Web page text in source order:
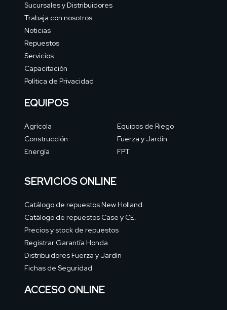
Sucursales y Distribuidores
Trabaja con nosotros
Noticias
Repuestos
Servicios
Capacitación
Política de Privacidad
EQUIPOS
Agrícola
Construcción
Energía
Equipos de Riego
Fuerza y Jardín
FPT
SERVICIOS ONLINE
Catálogo de repuestos New Holland.
Catálogo de repuestos Case y CE.
Precios y stock de repuestos
Registrar Garantía Honda
Distribuidores Fuerza y Jardín
Fichas de Seguridad
ACCESO ONLINE